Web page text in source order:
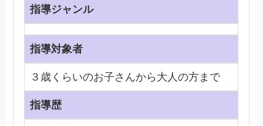
指導ジャンル
指導対象者
３歳くらいのお子さんから大人の方まで
指導歴